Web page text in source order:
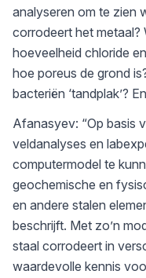
analyseren om te zien
corrodeert het metaal?
hoeveelheid chloride
hoe poreus de grond
bacteriën ‘tandplak’?
Afanasyev: “Op basis
veldanalyses en
computermodel te
geochemische en
en andere stalen
beschrijft. Met zo’n
staal corrodeert in
waardevolle kennis